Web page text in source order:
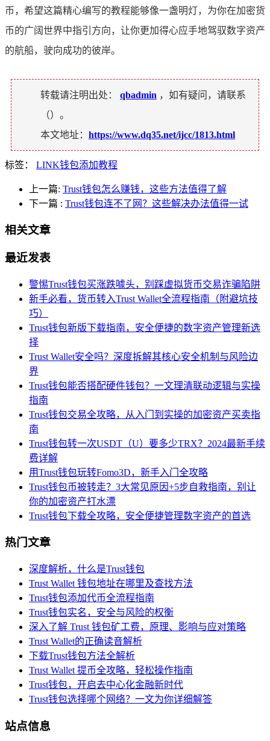
币，希望这篇精心编写的教程能够像一盏明灯，为你在加密货
币的广阔世界中指引方向，让你更加得心应手地驾驭数字资产
的航船，驶向成功的彼岸。
转载请注明出处： qbadmin ，如有疑问，请联系
（）。
本文地址： https://www.dq35.net/ijcc/1813.html
标签： LINK钱包添加教程
上一篇: Trust钱包怎么赚钱，这些方法值得了解
下一篇 : Trust钱包连不了网？这些解决办法值得一试
相关文章
最近发表
警惕Trust钱包买涨跌噱头，别踩虚拟货币交易诈骗陷阱
新手必看，货币转入Trust Wallet全流程指南（附避坑技
巧）
Trust钱包新版下载指南，安全便捷的数字资产管理新选
择
Trust Wallet安全吗？深度拆解其核心安全机制与风险边
界
Trust钱包能否搭配硬件钱包？一文理清联动逻辑与实操
指南
Trust钱包交易全攻略，从入门到实操的加密资产买卖指
南
Trust钱包转一次USDT（U）要多少TRX？2024最新手续
费详解
用Trust钱包玩转Fomo3D，新手入门全攻略
Trust钱包币被转走？3大常见原因+5步自救指南，别让
你的加密资产打水漂
Trust钱包下载全攻略，安全便捷管理数字资产的首选
热门文章
深度解析，什么是Trust钱包
Trust Wallet 钱包地址在哪里及查找方法
Trust钱包添加代币全流程指南
Trust钱包实名，安全与风险的权衡
深入了解 Trust 钱包矿工费，原理、影响与应对策略
Trust Wallet的正确读音解析
下载Trust钱包方法全解析
Trust Wallet 提币全攻略，轻松操作指南
Trust钱包，开启去中心化金融新时代
Trust钱包选择哪个网络？一文为你详细解答
站点信息